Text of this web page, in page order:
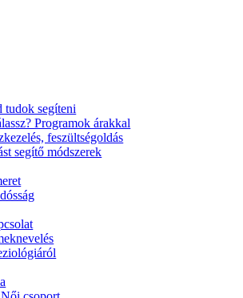
tudok segíteni
Programok árakkal
feszültségoldás
segítő módszerek